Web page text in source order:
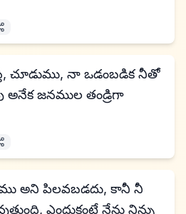
చూడుము, నా ఒడంబడిక నీతో
అనేక జనముల తండ్రిగా
అని పిలవబడదు, కానీ నీ
ఎందుకంటే నేను నిన్ను